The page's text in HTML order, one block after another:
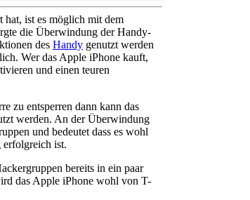
hat, ist es möglich mit dem
die Überwindung der Handy-
des Handy genutzt werden
Wer das Apple iPhone kauft,
und einen teuren
zu entsperren dann kann das
werden. An der Überwindung
und bedeutet dass es wohl
erfolgreich ist.
bereits in ein paar
das Apple iPhone wohl von T-